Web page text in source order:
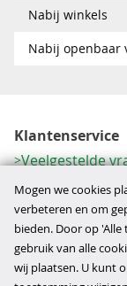
Nabij winkels
Nabij openbaar
Klantenservice
Veelgestelde
Herroeping
Over ons
Bedrijfsgegevens
Mogen we cookies
verbeteren en om
bieden. Door op
gebruik van alle
wij plaatsen. U kunt